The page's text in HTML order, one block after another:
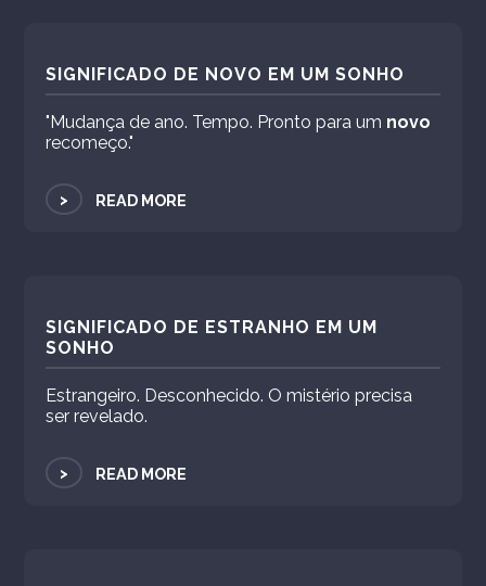
SIGNIFICADO DE NOVO EM UM SONHO
"Mudança de ano. Tempo. Pronto para um novo
recomeço."
> READ MORE
SIGNIFICADO DE ESTRANHO EM UM
SONHO
Estrangeiro. Desconhecido. O mistério precisa
ser revelado.
> READ MORE